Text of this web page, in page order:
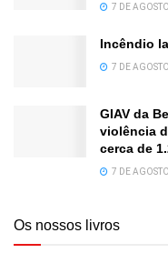
7 DE
Incêndio
7 DE
GIAV da
violência
cerca de
7 DE
Os nossos livros